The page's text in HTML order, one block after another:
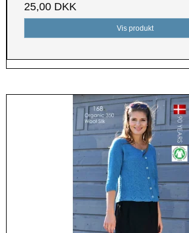
25,00 DKK
Vis produkt